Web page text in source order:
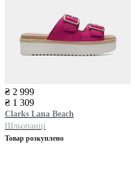
₴ 2 999
₴ 1 309
Clarks Lana Beach
Шльопанці
Товар розкуплено